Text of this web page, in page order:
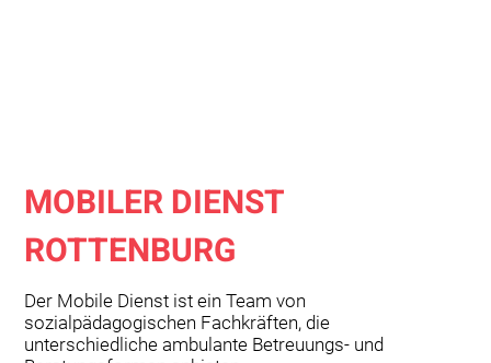
MOBILER DIENST
ROTTENBURG
Der Mobile Dienst ist ein Team von
sozialpädagogischen Fachkräften, die
unterschiedliche ambulante Betreuungs- und